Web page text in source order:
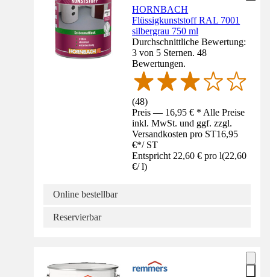
HORNBACH
Flüssigkunststoff RAL 7001
silbergrau 750 ml
Durchschnittliche Bewertung:
3 von 5 Sternen. 48
Bewertungen.
(48)
Preis — 16,95 € * Alle Preise
inkl. MwSt. und ggf. zzgl.
Versandkosten pro ST16,95
€*/ ST
Entspricht 22,60 € pro l(22,60
€/ l)
Online bestellbar
Reservierbar